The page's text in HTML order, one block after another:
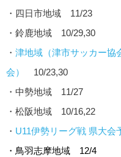
・四日市地域 11/23
・鈴鹿地域 10/29,30
・ 津地域（津市サッカー協
会）
10/23,30
・中勢地域 11/27
・松阪地域 10/16,22
・ U11伊勢リーグ戦 県大会
・鳥羽志摩地域 12/4